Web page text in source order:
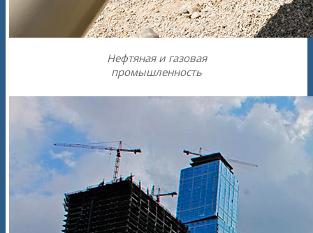
Нефтяная и газовая
промышленность